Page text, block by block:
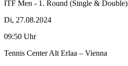
ITF Men - 1. Round (Single & Double)
Di, 27.08.2024
09:50 Uhr
Tennis Center Alt Erlaa – Vienna